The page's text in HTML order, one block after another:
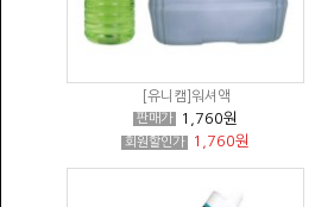
[유니캠]워셔액
판매가 1,760원
회원할인가 1,760원